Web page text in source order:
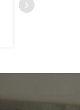
indelingen die